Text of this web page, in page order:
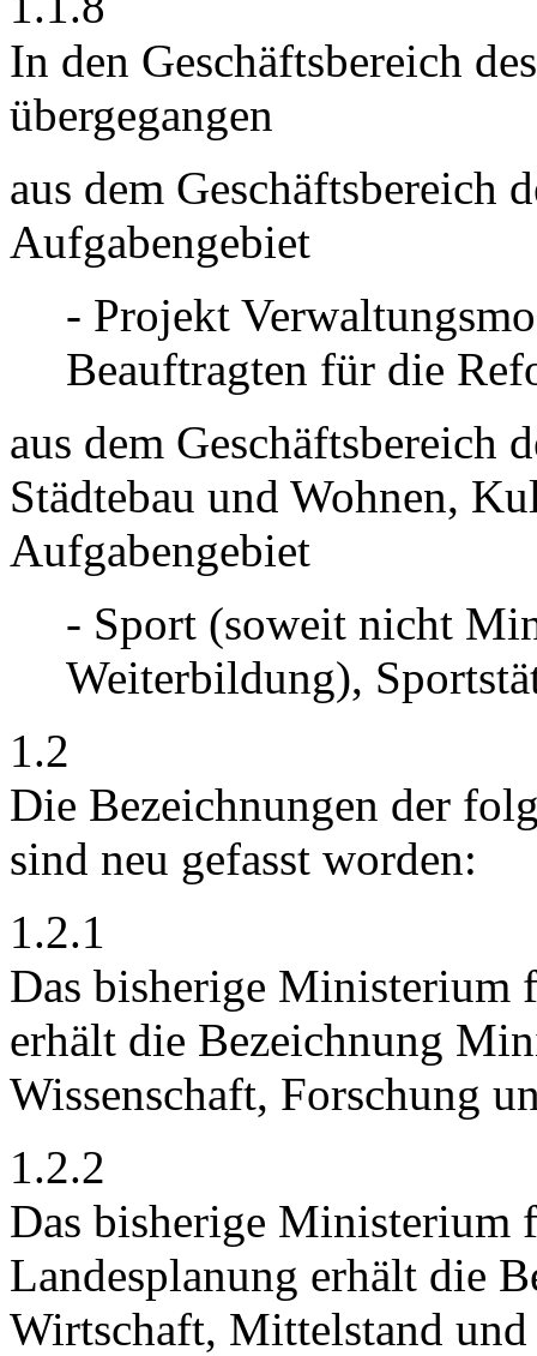
In den Geschäftsbereich
übergegangen
aus dem Geschäftsbereich
Aufgabengebiet
- Projekt
Beauftragten für die
aus dem Geschäftsbereich
Städtebau und Wohnen,
Aufgabengebiet
- Sport (soweit nicht
Weiterbildung),
1.2
Die Bezeichnungen der
sind neu gefasst worden:
1.2.1
Das bisherige Ministerium
erhält die Bezeichnung
Wissenschaft, Forschung
1.2.2
Das bisherige Ministerium
Landesplanung erhält die
Wirtschaft, Mittelstand und